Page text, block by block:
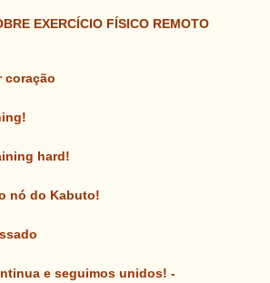
EXERCÍCIO FÍSICO REMOTO
coração
hard!
nó do Kabuto!
e seguimos unidos! -